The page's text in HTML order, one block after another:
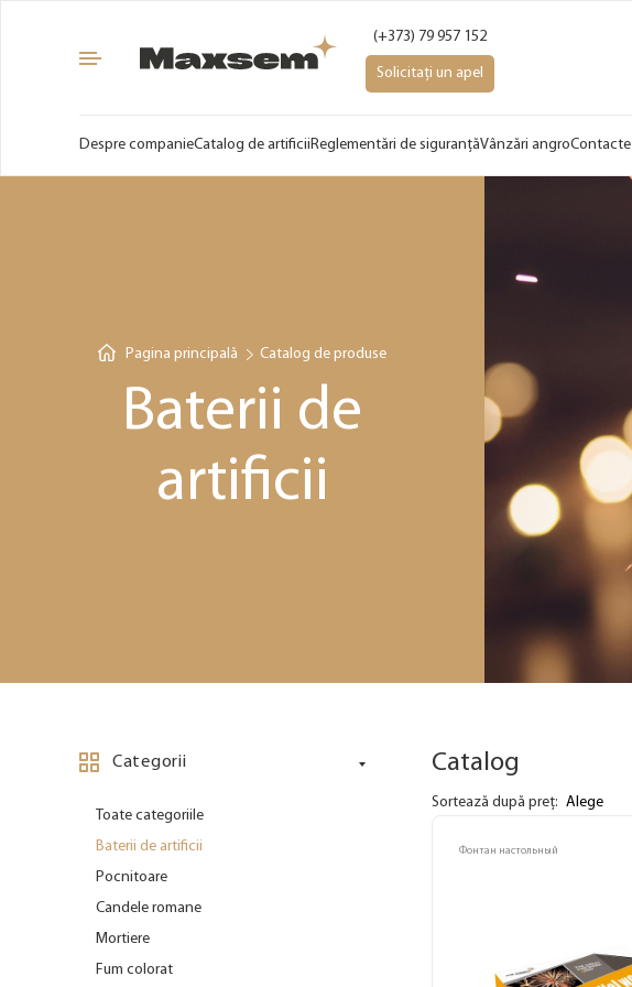
(+373) 79 957 152
Solicitați un apel
Despre companieCatalog de artificiiReglementări de siguranțăVânzări angroContacte
Pagina principală Catalog de produse
Baterii de
artificii
Categorii
Toate categoriile
Baterii de artificii
Pocnitoare
Candele romane
Mortiere
Fum colorat
Catalog
Sortează după preț:
Фонтан настольный